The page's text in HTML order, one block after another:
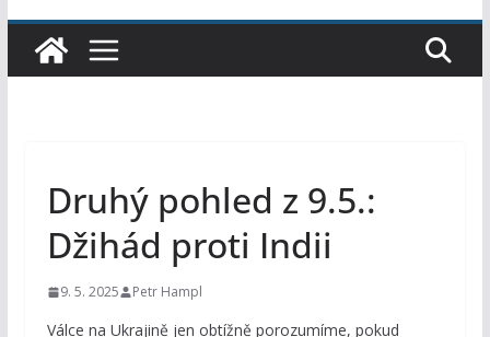
Druhý pohled z 9.5.:
Džihád proti Indii
9. 5. 2025 Petr Hampl
Válce na Ukrajině jen obtížně porozumíme, pokud